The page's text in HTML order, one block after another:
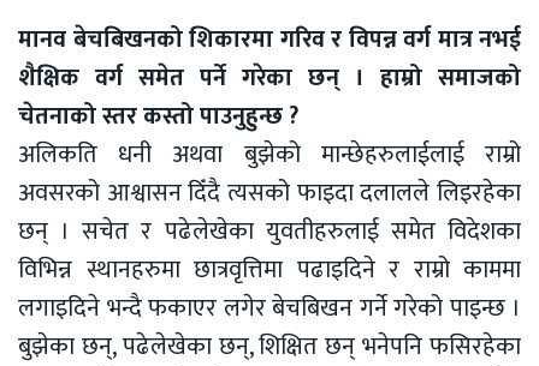
मानव बेचबिखनको शिकारमा गरिव र विपन्न वर्ग मात्र नभई
शैक्षिक वर्ग समेत पर्ने गरेका छन् । हाम्रो समाजको
चेतनाको स्तर कस्तो पाउनुहुन्छ ?
अलिकति धनी अथवा बुझेको मान्छेहरुलाईलाई राम्रो
अवसरको आश्वासन दिँदै त्यसको फाइदा दलालले लिइरहेका
छन् । सचेत र पढेलेखेका युवतीहरुलाई समेत विदेशका
विभिन्न स्थानहरुमा छात्रवृत्तिमा पढाइदिने र राम्रो काममा
लगाइदिने भन्दै फकाएर लगेर बेचबिखन गर्ने गरेको पाइन्छ ।
बुझेका छन्, पढेलेखेका छन्, शिक्षित छन् भनेपनि फसिरहेका